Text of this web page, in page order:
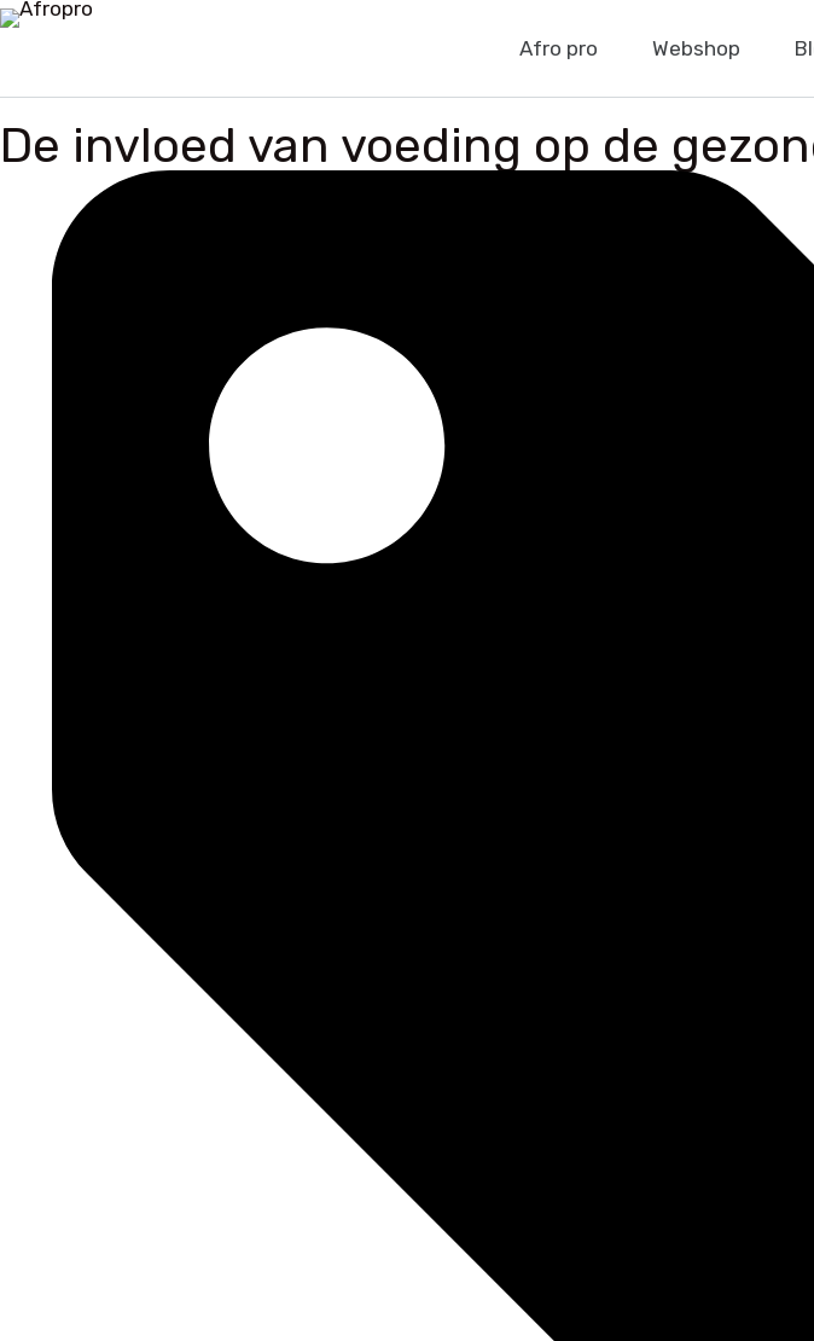
Afro pro Webshop
De invloed van voeding op de